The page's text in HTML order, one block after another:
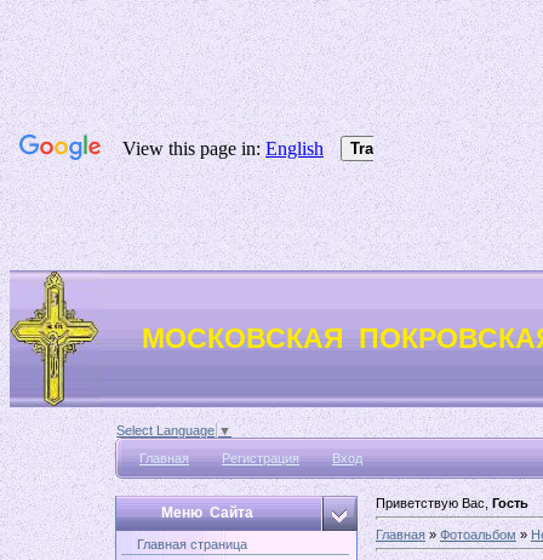
МОСКОВСКАЯ
Select Language ▼
Главная
Регистрация Вход
Меню Сайта
Главная страница
Приветствую Вас,Гость
Главная»Фотоальбом »